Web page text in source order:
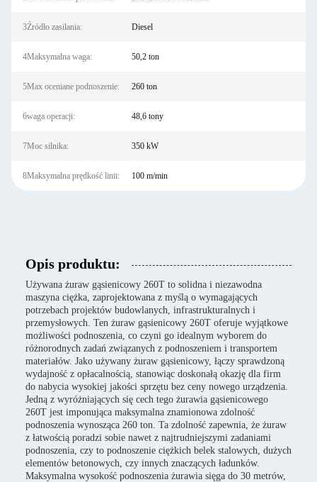
3Źródło zasilania: Diesel
4Maksymalna waga: 50,2 ton
5Max oceniane podnoszenie: 260 ton
6waga operacji: 48,6 tony
7Moc silnika: 350 kW
8Maksymalna prędkość linii: 100 m/min
Opis produktu:
Używana żuraw gąsienicowy 260T to solidna i niezawodna
maszyna ciężka, zaprojektowana z myślą o wymagających
potrzebach projektów budowlanych, infrastrukturalnych i
przemysłowych. Ten żuraw gąsienicowy 260T oferuje wyjątkowe
możliwości podnoszenia, co czyni go idealnym wyborem do
różnorodnych zadań związanych z podnoszeniem i transportem
materiałów. Jako używany żuraw gąsienicowy, łączy sprawdzoną
wydajność z opłacalnością, stanowiąc doskonałą okazję dla firm
do nabycia wysokiej jakości sprzętu bez ceny nowego urządzenia.
Jedną z wyróżniających się cech tego żurawia gąsienicowego
260T jest imponująca maksymalna znamionowa zdolność
podnoszenia wynosząca 260 ton. Ta zdolność zapewnia, że żuraw
z łatwością poradzi sobie nawet z najtrudniejszymi zadaniami
podnoszenia, czy to podnoszenie ciężkich belek stalowych, dużych
elementów betonowych, czy innych znaczących ładunków.
Maksymalna wysokość podnoszenia żurawia sięga do 30 metrów,